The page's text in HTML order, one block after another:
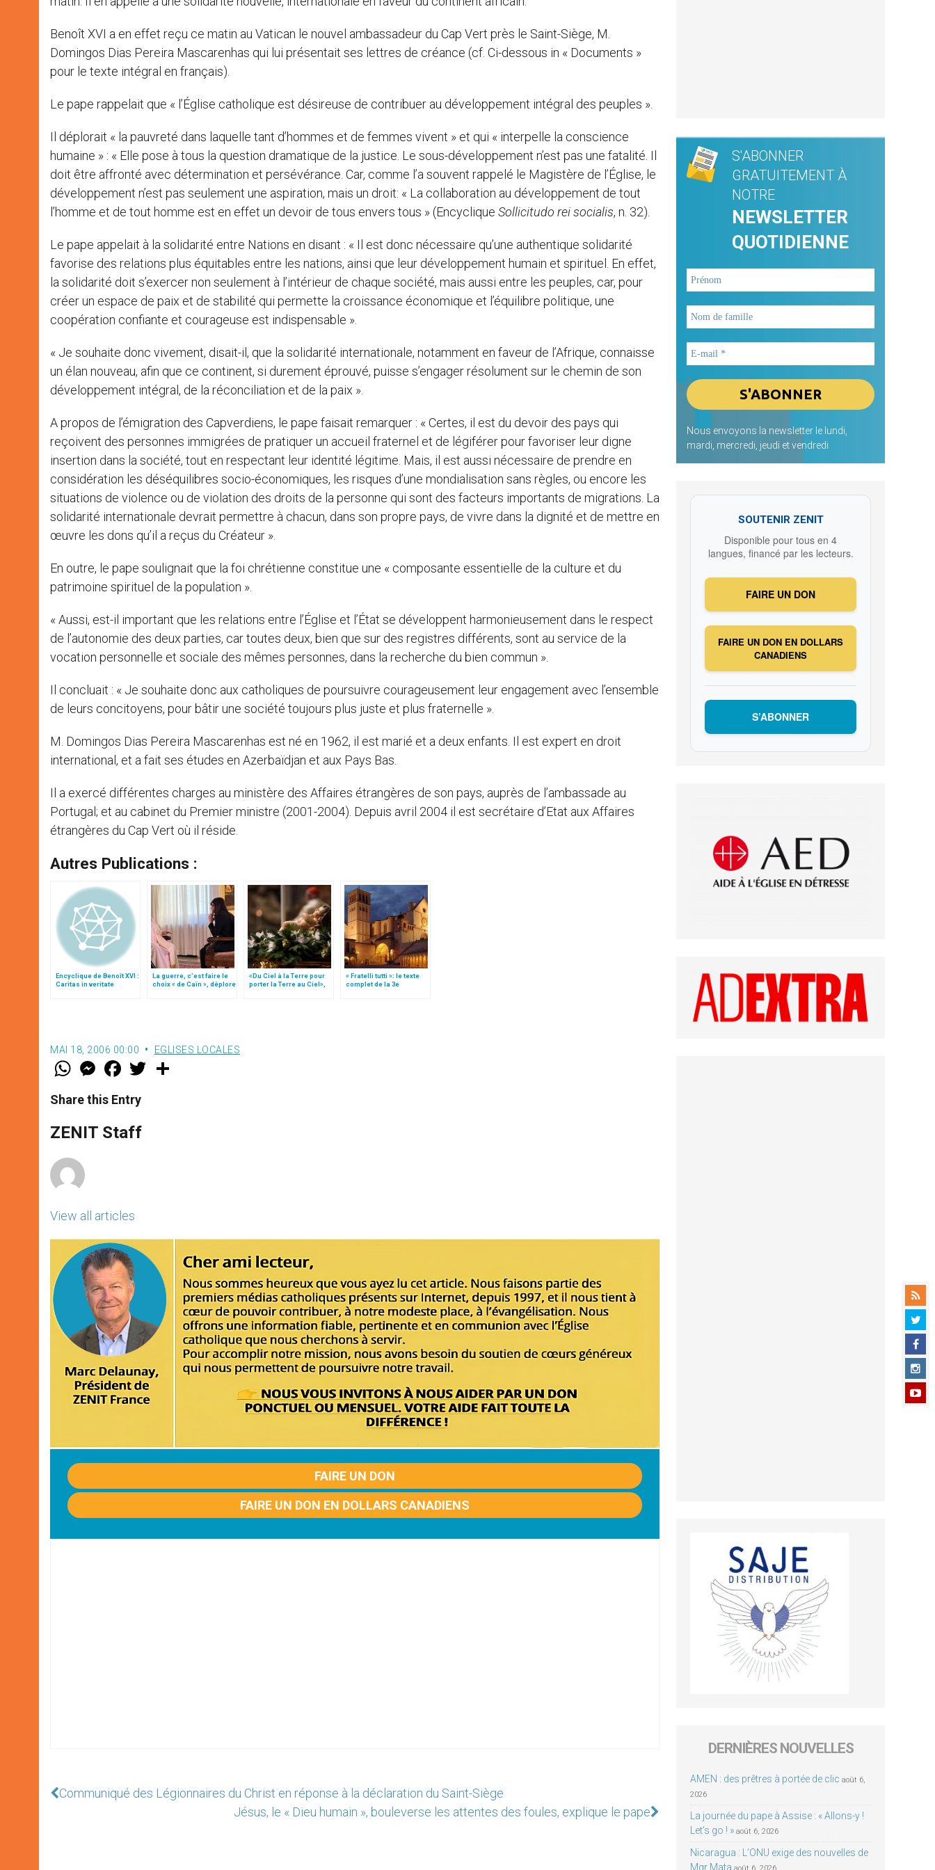
Benoît XVI a en effet reçu ce matin au Vatican le nouvel ambassadeur du Cap Vert près le Saint-Siège, M.
Domingos Dias Pereira Mascarenhas qui lui présentait ses lettres de créance (cf. Ci-dessous in « Documents »
pour le texte intégral en français).
Le pape rappelait que « l’Église catholique est désireuse de contribuer au développement intégral des peuples ».
Il déplorait « la pauvreté dans laquelle tant d’hommes et de femmes vivent » et qui « interpelle la conscience
humaine » : « Elle pose à tous la question dramatique de la justice. Le sous-développement n’est pas une fatalité. Il
doit être affronté avec détermination et persévérance. Car, comme l’a souvent rappelé le Magistère de l’Église, le
développement n’est pas seulement une aspiration, mais un droit: « La collaboration au développement de tout
l’homme et de tout homme est en effet un devoir de tous envers tous » (Encyclique Sollicitudo rei socialis, n. 32).
Le pape appelait à la solidarité entre Nations en disant : « Il est donc nécessaire qu’une authentique solidarité
favorise des relations plus équitables entre les nations, ainsi que leur développement humain et spirituel. En effet,
la solidarité doit s’exercer non seulement à l’intérieur de chaque société, mais aussi entre les peuples, car, pour
créer un espace de paix et de stabilité qui permette la croissance économique et l’équilibre politique, une
coopération confiante et courageuse est indispensable ».
« Je souhaite donc vivement, disait-il, que la solidarité internationale, notamment en faveur de l’Afrique, connaisse
un élan nouveau, afin que ce continent, si durement éprouvé, puisse s’engager résolument sur le chemin de son
développement intégral, de la réconciliation et de la paix ».
A propos de l’émigration des Capverdiens, le pape faisait remarquer : « Certes, il est du devoir des pays qui
reçoivent des personnes immigrées de pratiquer un accueil fraternel et de légiférer pour favoriser leur digne
insertion dans la société, tout en respectant leur identité légitime. Mais, il est aussi nécessaire de prendre en
considération les déséquilibres socio-économiques, les risques d’une mondialisation sans règles, ou encore les
situations de violence ou de violation des droits de la personne qui sont des facteurs importants de migrations. La
solidarité internationale devrait permettre à chacun, dans son propre pays, de vivre dans la dignité et de mettre en
œuvre les dons qu’il a reçus du Créateur ».
En outre, le pape soulignait que la foi chrétienne constitue une « composante essentielle de la culture et du
patrimoine spirituel de la population ».
« Aussi, est-il important que les relations entre l’Église et l’État se développent harmonieusement dans le respect
de l’autonomie des deux parties, car toutes deux, bien que sur des registres différents, sont au service de la
vocation personnelle et sociale des mêmes personnes, dans la recherche du bien commun ».
Il concluait : « Je souhaite donc aux catholiques de poursuivre courageusement leur engagement avec l’ensemble
de leurs concitoyens, pour bâtir une société toujours plus juste et plus fraternelle ».
M. Domingos Dias Pereira Mascarenhas est né en 1962, il est marié et a deux enfants. Il est expert en droit
international, et a fait ses études en Azerbaïdjan et aux Pays Bas.
Il a exercé différentes charges au ministère des Affaires étrangères de son pays, auprès de l’ambassade au
Portugal; et au cabinet du Premier ministre (2001-2004). Depuis avril 2004 il est secrétaire d’Etat aux Affaires
étrangères du Cap Vert où il réside.
Autres Publications :
Encyclique de Benoît XVI :
Caritas in veritate
La guerre, c’est faire le
choix « de Caïn », déplore
«Du Ciel à la Terre pour
porter la Terre au Ciel»,
« Fratelli tutti »: le texte
complet de la 3e
MAI 18, 2006 00:00 EGLISES LOCALES
W
t
s
p
p
M
e
s
e
g
e
F
a
e
b
o
k
w
Share this Entry
ZENIT Staff
View all articles
FAIRE UN DON
FAIRE UN DON EN DOLLARS CANADIENS
Communiqué des Légionnaires du Christ en réponse à la déclaration du Saint-Siège
Jésus, le « Dieu humain », bouleverse les attentes des foules, explique le pape
S'ABONNER
GRATUITEMENT À
NOTRE
NEWSLETTER
QUOTIDIENNE
Nous envoyons la newsletter le lundi,
mardi, mercredi, jeudi et vendredi
SOUTENIR ZENIT
Disponible pour tous en 4
langues, financé par les lecteurs.
FAIRE UN DON
FAIRE UN DON EN DOLLARS
CANADIENS
S’ABONNER
DERNIÈRES NOUVELLES
AMEN : des prêtres à portée de clic août 6,
2026
La journée du pape à Assise : « Allons-y !
Let’s go ! » août 6, 2026
Nicaragua : L’ONU exige des nouvelles de
Mgr Mata